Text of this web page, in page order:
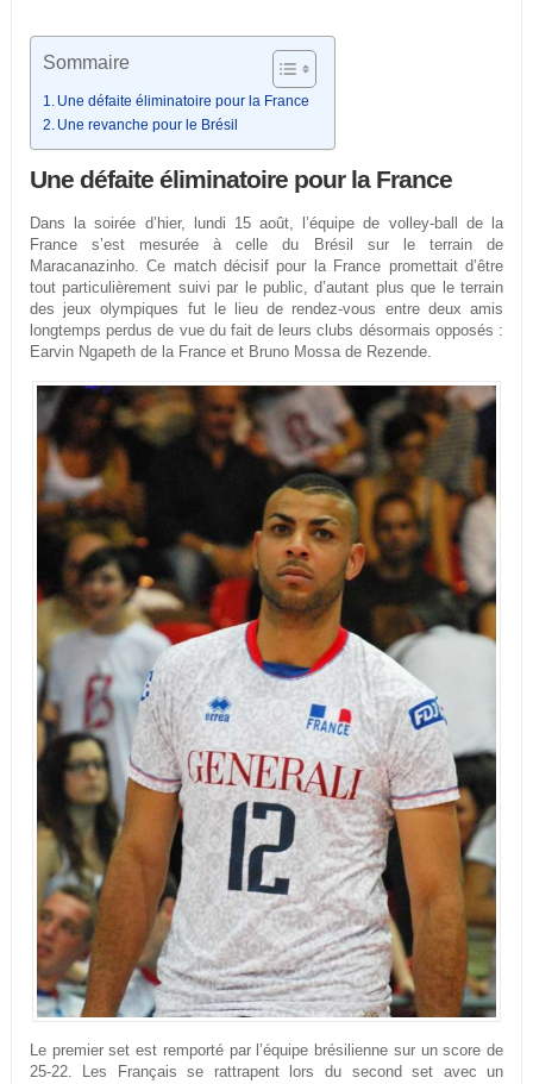
Sommaire
Une défaite éliminatoire pour la France
Une revanche pour le Brésil
Une défaite éliminatoire pour la France
Dans la soirée d’hier, lundi 15 août, l’équipe de volley-ball de la
France s’est mesurée à celle du Brésil sur le terrain de
Maracanazinho. Ce match décisif pour la France promettait d’être
tout particulièrement suivi par le public, d’autant plus que le terrain
des jeux olympiques fut le lieu de rendez-vous entre deux amis
longtemps perdus de vue du fait de leurs clubs désormais opposés :
Earvin Ngapeth de la France et Bruno Mossa de Rezende.
Le premier set est remporté par l’équipe brésilienne sur un score de
25-22. Les Français se rattrapent lors du second set avec un